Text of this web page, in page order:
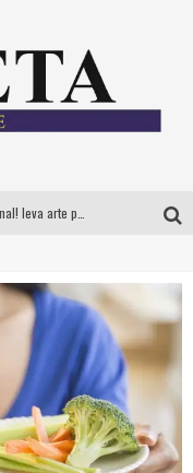
Grandes shows, cenografia instagramável e resgate das tradições marcam o sucesso da 24ª edição do Forró do Givanildo
PAIS: BOAS HISTÓRIAS E UM BRINDE PARA CELEBRAR OS MOMENTOS QUE FICAM